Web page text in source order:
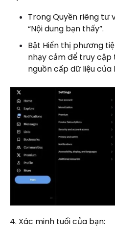
Trong Quyền riêng tư
“Nội dung bạn thấy”.
Bật Hiển thị phương
nhạy cảm để truy cập
nguồn cấp dữ liệu của
4. Xác minh tuổi của bạn: